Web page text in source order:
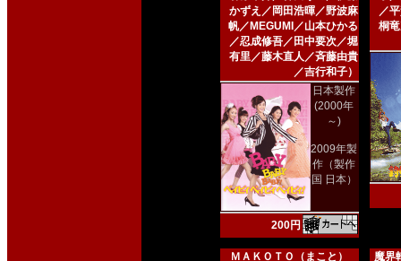
かずえ／岡田浩暉／野波麻
帆／MEGUMI／山本ひかる
／忍成修吾／田中要次／堀
有里／藤木直人／斉藤由貴
／吉行和子）
日本製作
(2000年
～)
2009年製
作（製作
国 日本）
200円
／
桐
ＭＡＫＯＴＯ（まこと）
魔界